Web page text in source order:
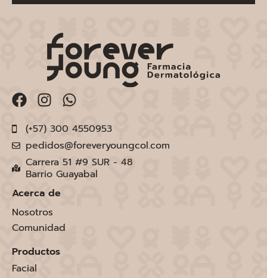
(+57) 300 4550953
pedidos@foreveryoungcol.com
Carrera 51 #9 SUR - 48
Barrio Guayabal
Acerca de
Nosotros
Comunidad
Productos
Facial